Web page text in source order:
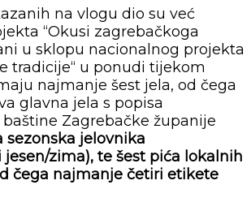
na vlogu dio su već
“Okusi zagrebačkoga
u sklopu nacionalnog projekta
tradicije“ u ponudi tijekom
najmanje šest jela, od čega
glavna jela s popisa
Zagrebačke županije
sezonska jelovnika
zima), te šest pića lokalnih
čega najmanje četiri etikete